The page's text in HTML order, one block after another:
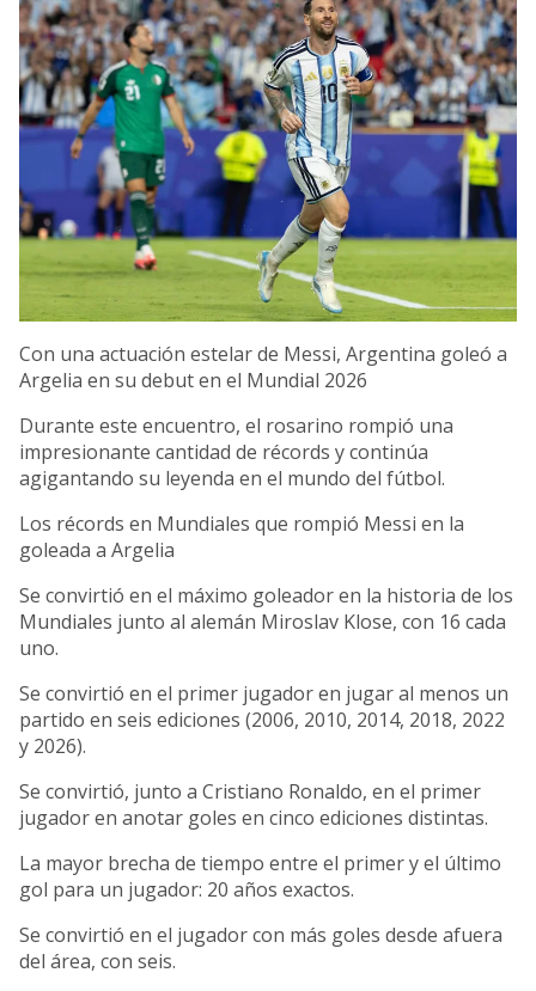
Con una actuación estelar de Messi, Argentina goleó a
Argelia en su debut en el Mundial 2026
Durante este encuentro, el rosarino rompió una
impresionante cantidad de récords y continúa
agigantando su leyenda en el mundo del fútbol.
Los récords en Mundiales que rompió Messi en la
goleada a Argelia
Se convirtió en el máximo goleador en la historia de los
Mundiales junto al alemán Miroslav Klose, con 16 cada
uno.
Se convirtió en el primer jugador en jugar al menos un
partido en seis ediciones (2006, 2010, 2014, 2018, 2022
y 2026).
Se convirtió, junto a Cristiano Ronaldo, en el primer
jugador en anotar goles en cinco ediciones distintas.
La mayor brecha de tiempo entre el primer y el último
gol para un jugador: 20 años exactos.
Se convirtió en el jugador con más goles desde afuera
del área, con seis.